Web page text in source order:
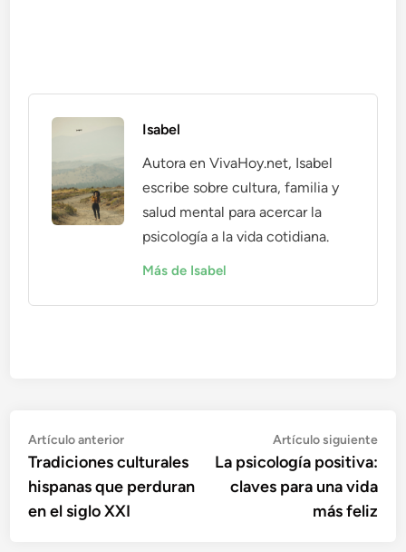
Isabel
Autora en VivaHoy.net, Isabel
escribe sobre cultura, familia y
salud mental para acercar la
psicología a la vida cotidiana.
Más de Isabel
Navegación
de
entradas
Artículo anteriorArtículo
anterior:
Tradiciones culturales
hispanas que perduran
en el siglo XXI
Artículo siguiente
La psicología positiva:
claves para una vida
más feliz